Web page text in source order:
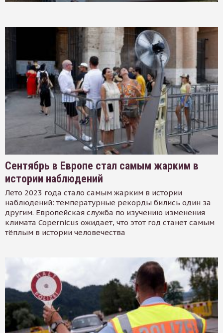
Сентябрь в Европе стал самым жарким в
истории наблюдений
Лето 2023 года стало самым жарким в истории
наблюдений: температурные рекорды бились один за
другим. Европейская служба по изучению изменения
климата Copernicus ожидает, что этот год станет самым
тёплым в истории человечества